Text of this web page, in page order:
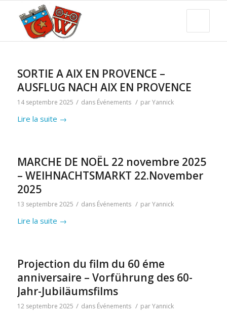
SORTIE A AIX EN PROVENCE –
AUSFLUG NACH AIX EN PROVENCE
14 septembre 2025 / dans Événements / parYannick
Lire la suite →
MARCHE DE NOËL 22 novembre 2025
– WEIHNACHTSMARKT 22.November
2025
13 septembre 2025 / dans Événements / parYannick
Lire la suite →
Projection du film du 60 éme
anniversaire – Vorführung des 60-
Jahr-Jubiläumsfilms
12 septembre 2025 / dans Événements / parYannick